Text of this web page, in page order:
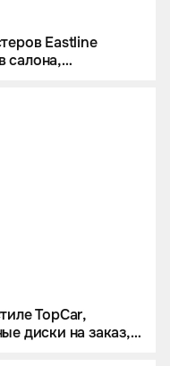
Eastline
салона,
TopCar,
диски на заказ,